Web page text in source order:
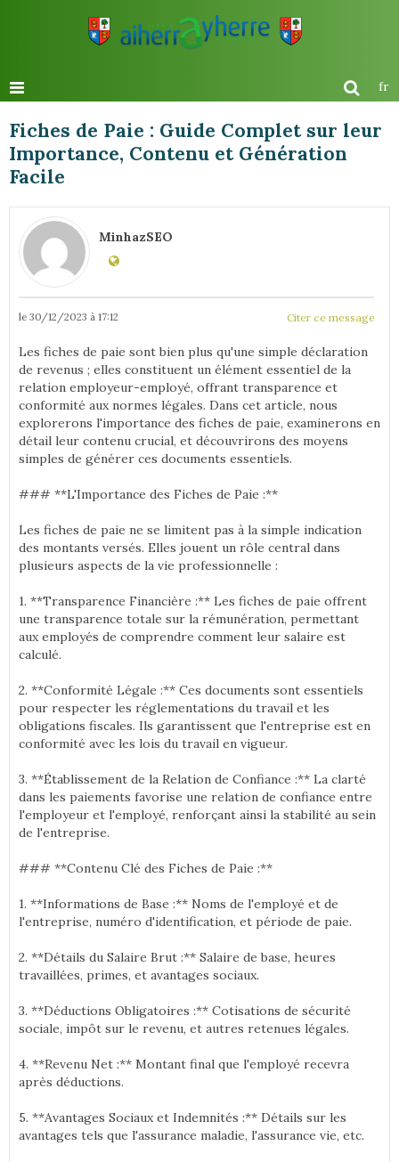
fr
Fiches de Paie : Guide Complet sur leur
Importance, Contenu et Génération
Facile
MinhazSEO
le 30/12/2023 à 17:12 Citer ce message
Les fiches de paie sont bien plus qu'une simple déclaration
de revenus ; elles constituent un élément essentiel de la
relation employeur-employé, offrant transparence et
conformité aux normes légales. Dans cet article, nous
explorerons l'importance des fiches de paie, examinerons en
détail leur contenu crucial, et découvrirons des moyens
simples de générer ces documents essentiels.
### **L'Importance des Fiches de Paie :**
Les fiches de paie ne se limitent pas à la simple indication
des montants versés. Elles jouent un rôle central dans
plusieurs aspects de la vie professionnelle :
1. **Transparence Financière :** Les fiches de paie offrent
une transparence totale sur la rémunération, permettant
aux employés de comprendre comment leur salaire est
calculé.
2. **Conformité Légale :** Ces documents sont essentiels
pour respecter les réglementations du travail et les
obligations fiscales. Ils garantissent que l'entreprise est en
conformité avec les lois du travail en vigueur.
3. **Établissement de la Relation de Confiance :** La clarté
dans les paiements favorise une relation de confiance entre
l'employeur et l'employé, renforçant ainsi la stabilité au sein
de l'entreprise.
### **Contenu Clé des Fiches de Paie :**
1. **Informations de Base :** Noms de l'employé et de
l'entreprise, numéro d'identification, et période de paie.
2. **Détails du Salaire Brut :** Salaire de base, heures
travaillées, primes, et avantages sociaux.
3. **Déductions Obligatoires :** Cotisations de sécurité
sociale, impôt sur le revenu, et autres retenues légales.
4. **Revenu Net :** Montant final que l'employé recevra
après déductions.
5. **Avantages Sociaux et Indemnités :** Détails sur les
avantages tels que l'assurance maladie, l'assurance vie, etc.